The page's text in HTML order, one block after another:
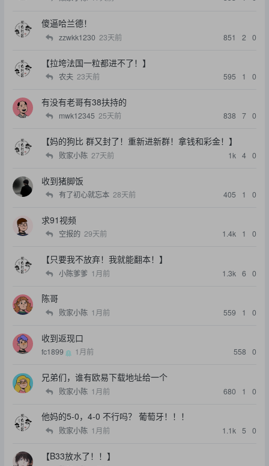
傻逼哈兰德！
zzwkk1230 23天前 851 2 0
【拉垮法国一粒都进不了！】
农夫 23天前 595 1 0
有没有老哥有38扶持的
mwk12345 25天前 838 7 0
【妈的狗比 群又封了！重新进新群！拿钱和彩金！】
败家小陈 27天前 1k 4 0
收到猪脚饭
有了初心就忘本 28天前 405 1 0
求91视频
空报的 29天前 1.4k 1 0
【只要我不放弃！我就能翻本！】
小陈爹爹 1月前 1.3k 6 0
陈哥
败家小陈 1月前 559 1 0
收到返现口
fc1899 1月前 558 0
兄弟们，谁有欧易下载地址给一个
败家小陈 1月前 680 1 0
他妈的5-0，4-0 不行吗？ 葡萄牙！！！
败家小陈 1月前 1.1k 5 0
【B33放水了！！】